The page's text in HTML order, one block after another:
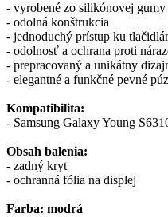
- vyrobené zo silikónovej
- odolná konštrukcia
- jednoduchý prístup ku
- odolnosť a ochrana proti
- prepracovaný a unikátny
- elegantné a funkčné pevné
Kompatibilita:
- Samsung Galaxy Young
Obsah balenia:
- zadný kryt
- ochranná fólia na displej
Farba: modrá